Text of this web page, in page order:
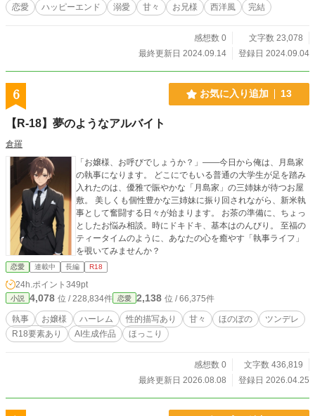
恋愛 ハッピーエンド 溺愛 甘々 お兄様 西洋風 完結
感想数 0
文字数 23,078
最終更新日 2024.09.14
登録日 2024.09.04
6 お気に入り追加 13
【R-18】夢のようなアルバイト
倉羅
​「お嬢様、お呼びでしょうか？」――今日から俺は、月島家
の執事になります。 ​どこにでもいる普通の大学生が足を踏み
入れたのは、優雅で賑やかな「月島家」の三姉妹が待つお屋
敷。 美しくも個性豊かな三姉妹に振り回されながら、新米執
事として奮闘する日々が始まります。 お茶の準備に、ちょっ
としたお悩み相談。時にドキドキ、基本はのんびり。 至福の
ティータイムのように、あなたの心を癒やす「執事ライフ」
を覗いてみませんか？
恋愛 連載中 長編 R18
24h.ポイント 349pt
小説 4,078 位 / 228,834件 恋愛 2,138 位 / 66,375件
執事 お嬢様 ハーレム 性的描写あり 甘々 ほのぼの
ツンデレ
R18要素あり
AI生成作品 ほっこり
感想数 0
文字数 436,819
最終更新日 2026.08.08
登録日 2026.04.25